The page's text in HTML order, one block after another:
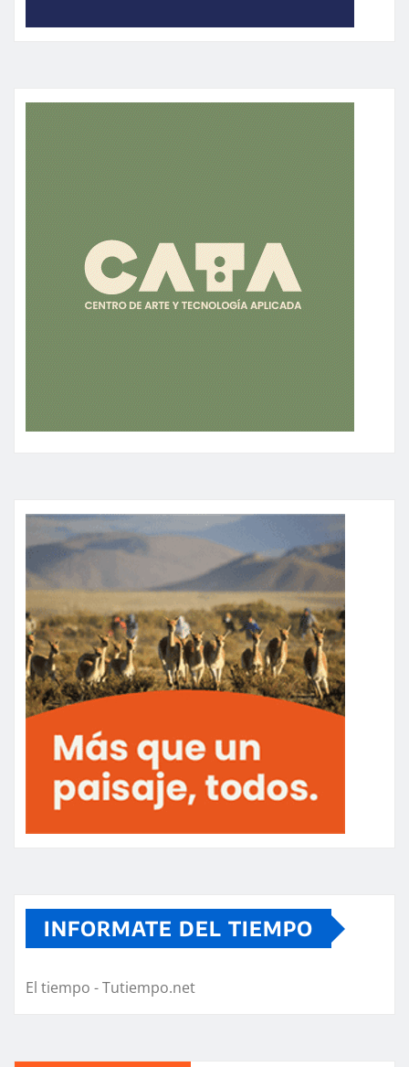
INFORMATE DEL TIEMPO
El tiempo - Tutiempo.net